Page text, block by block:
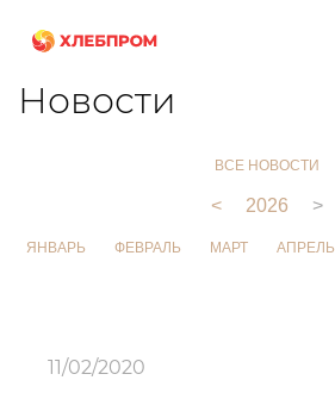
Главная О компании
Новости
ВСЕ НОВОСТИ
< 2026 >
ЯНВАРЬ ФЕВРАЛЬ МАРТ АПРЕЛЬ
11/02/2020